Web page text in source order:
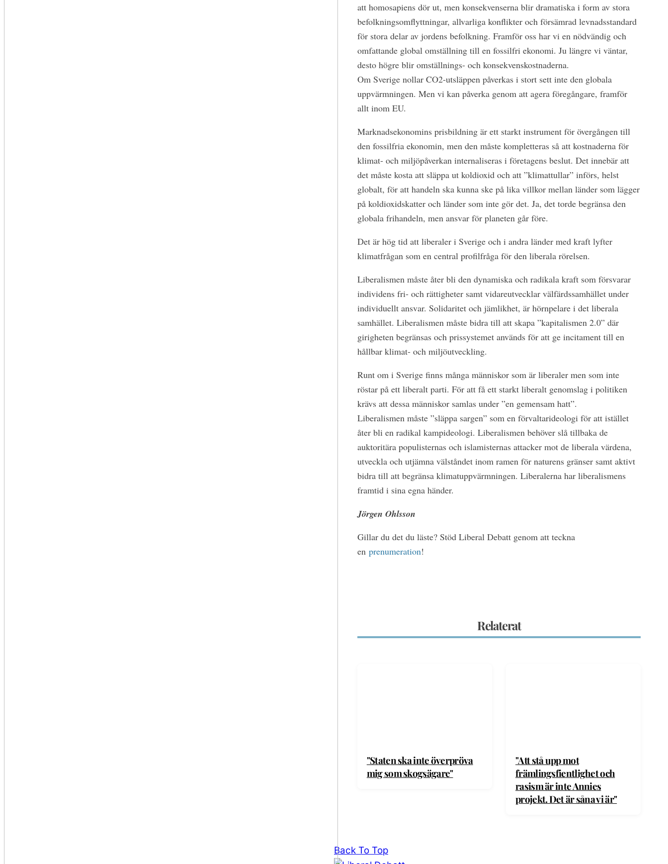
att homosapiens dör ut, men konsekvenserna blir dramatiska i form av stora
befolkningsomflyttningar, allvarliga konflikter och försämrad levnadsstandard
för stora delar av jordens befolkning. Framför oss har vi en nödvändig och
omfattande global omställning till en fossilfri ekonomi. Ju längre vi väntar,
desto högre blir omställnings- och konsekvenskostnaderna.
Om Sverige nollar CO2-utsläppen påverkas i stort sett inte den globala
uppvärmningen. Men vi kan påverka genom att agera föregångare, framför
allt inom EU.
Marknadsekonomins prisbildning är ett starkt instrument för övergången till
den fossilfria ekonomin, men den måste kompletteras så att kostnaderna för
klimat- och miljöpåverkan internaliseras i företagens beslut. Det innebär att
det måste kosta att släppa ut koldioxid och att ”klimattullar” införs, helst
globalt, för att handeln ska kunna ske på lika villkor mellan länder som lägger
på koldioxidskatter och länder som inte gör det. Ja, det torde begränsa den
globala frihandeln, men ansvar för planeten går före.
Det är hög tid att liberaler i Sverige och i andra länder med kraft lyfter
klimatfrågan som en central profilfråga för den liberala rörelsen.
Liberalismen måste åter bli den dynamiska och radikala kraft som försvarar
individens fri- och rättigheter samt vidareutvecklar välfärdssamhället under
individuellt ansvar. Solidaritet och jämlikhet, är hörnpelare i det liberala
samhället. Liberalismen måste bidra till att skapa ”kapitalismen 2.0” där
girigheten begränsas och prissystemet används för att ge incitament till en
hållbar klimat- och miljöutveckling.
Runt om i Sverige finns många människor som är liberaler men som inte
röstar på ett liberalt parti. För att få ett starkt liberalt genomslag i politiken
krävs att dessa människor samlas under ”en gemensam hatt”.
Liberalismen måste ”släppa sargen” som en förvaltarideologi för att istället
åter bli en radikal kampideologi. Liberalismen behöver slå tillbaka de
auktoritära populisternas och islamisternas attacker mot de liberala värdena,
utveckla och utjämna välståndet inom ramen för naturens gränser samt aktivt
bidra till att begränsa klimatuppvärmningen. Liberalerna har liberalismens
framtid i sina egna händer.
Jörgen Ohlsson
Gillar du det du läste? Stöd Liberal Debatt genom att teckna
en prenumeration!
Relaterat
"Staten ska inte överpröva
mig som skogsägare"
"Att stå upp mot
främlingsfientlighet och
rasism är inte Annies
projekt. Det är såna vi är"
Back To Top